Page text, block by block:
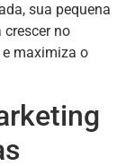
sua pequena
no
maximiza o